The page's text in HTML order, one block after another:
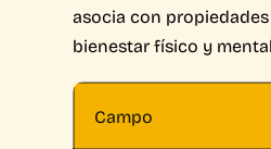
asocia con
bienestar físico y
Campo